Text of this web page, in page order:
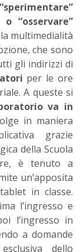
“osservare”
multimedialità
che sono
gli indirizzi di
per le ore
A queste si
va in
in maniera
grazie
della Scuola
è tenuto a
un’apposita
in classe.
l’ingresso e
l’ingresso in
a domande
dello